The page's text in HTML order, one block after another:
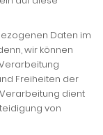
Daten im
wir können
Freiheiten der
dient
von